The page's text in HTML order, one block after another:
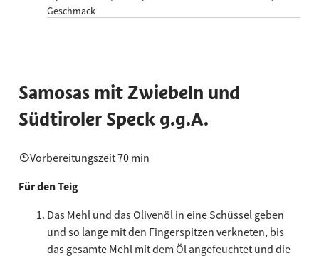
Geschmack
Samosas mit Zwiebeln und
Südtiroler Speck g.g.A.
Vorbereitungszeit 70 min
Für den Teig
Das Mehl und das Olivenöl in eine Schüssel geben
und so lange mit den Fingerspitzen verkneten, bis
das gesamte Mehl mit dem Öl angefeuchtet und die